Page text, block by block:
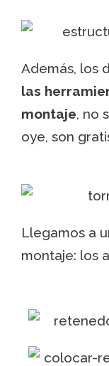
Además, los
las
montaje, no
oye, son
Llegamos a
montaje: los